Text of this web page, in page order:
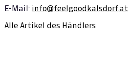
E-Mail: info@feelgoodkalsdorf.at
Alle Artikel des Händlers